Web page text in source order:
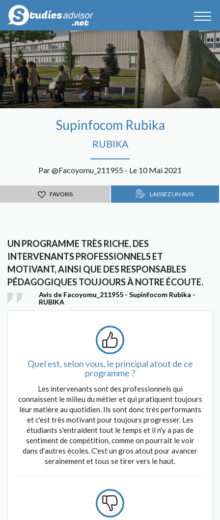
Supinfocom Rubika
RUBIKA
Par @Facoyomu_211955 - Le 10 Mai 2021
FAVORIS LAISSEZ UN AVIS
UN PROGRAMME TRÈS RICHE, DES
INTERVENANTS PROFESSIONNELS ET
MOTIVANT, AINSI QUE DES RESPONSABLES
PÉDAGOGIQUES TOUJOURS À NOTRE ÉCOUTE.
Avis de Facoyomu_211955 - Supinfocom Rubika -
RUBIKA
Quel est, selon vous, le principal atout de ce
programme ?
Les intervenants sont des professionnels qui
connaissent le milieu du métier et qui pratiquent toujours
leur matière au quotidien. Ils sont donc très performants
et c'est très motivant pour toujours progresser. Les
étudiants s'entraident tout le temps et il n'y a pas de
sentiment de compétition, comme on pourrait le voir
dans d'autres écoles. C'est un gros atout pour avancer
serainement et tous se tirer vers le haut.